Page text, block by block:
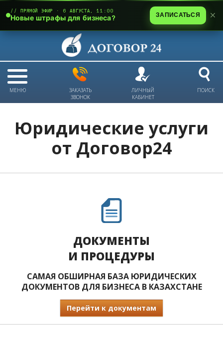
МЕНЮ
ЗАКАЗАТЬ
ЗВОНОК
ЛИЧНЫЙ
КАБИНЕТ
ПОИСК
Юридические услуги
от Договор24
ДОКУМЕНТЫ
И ПРОЦЕДУРЫ
САМАЯ ОБШИРНАЯ БАЗА ЮРИДИЧЕСКИХ
ДОКУМЕНТОВ ДЛЯ БИЗНЕСА В КАЗАХСТАНЕ
Перейти к документам
// ПРЯМОЙ ЭФИР · 6 АВГУСТА, 11:00
Новые штрафы для бизнеса? ЗАПИСАТЬСЯ